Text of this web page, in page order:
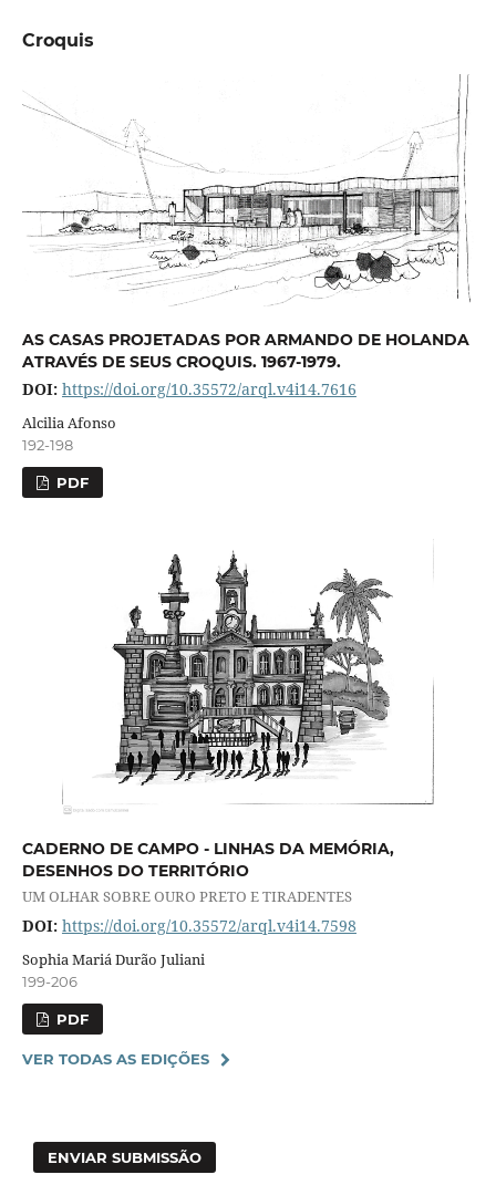
Croquis
AS CASAS PROJETADAS POR ARMANDO DE HOLANDA
ATRAVÉS DE SEUS CROQUIS. 1967-1979.
DOI: https://doi.org/10.35572/arql.v4i14.7616
Alcilia Afonso
192-198
PDF
CADERNO DE CAMPO - LINHAS DA MEMÓRIA,
DESENHOS DO TERRITÓRIO
UM OLHAR SOBRE OURO PRETO E TIRADENTES
DOI: https://doi.org/10.35572/arql.v4i14.7598
Sophia Mariá Durão Juliani
199-206
PDF
VER TODAS AS EDIÇÕES
ENVIAR SUBMISSÃO